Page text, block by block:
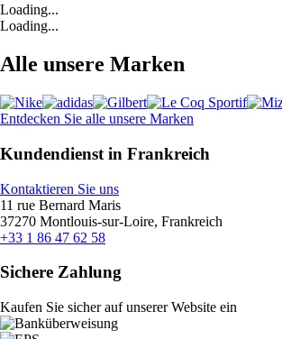
Loading...
Loading...
Alle unsere Marken
Entdecken Sie alle unsere Marken
Kundendienst in Frankreich
Kontaktieren Sie uns
11 rue Bernard Maris
37270 Montlouis-sur-Loire, Frankreich
+33 1 86 47 62 58
Sichere Zahlung
Kaufen Sie sicher auf unserer Website ein